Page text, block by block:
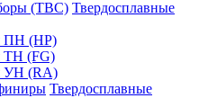
Твердосплавные
ПН (HP)
ТН (FG)
УН (RA)
Твердосплавные